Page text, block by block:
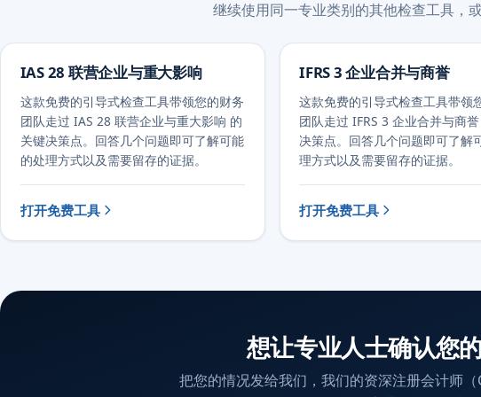
继续使用同一专业类别的其他检查工具，
IAS 28 联营企业与重大影响
这款免费的引导式检查工具带领您的财务
团队走过 IAS 28 联营企业与重大影响 的
关键决策点。回答几个问题即可了解可能
的处理方式以及需要留存的证据。
打开免费工具
IFRS 3 企业合并与商誉
这款免费的引导式检查工具带领
团队走过 IFRS 3 企业合并与商
决策点。回答几个问题即可了解
理方式以及需要留存的证据。
打开免费工具
想让专业人士确认您
把您的情况发给我们，我们的资深注册会计师